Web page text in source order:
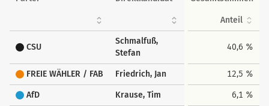
Anteil
CSU
Schmalfuß,
Stefan
40,6 %
FREIE WÄHLER / FAB Friedrich, Jan 12,5 %
AfD Krause, Tim 6,1 %